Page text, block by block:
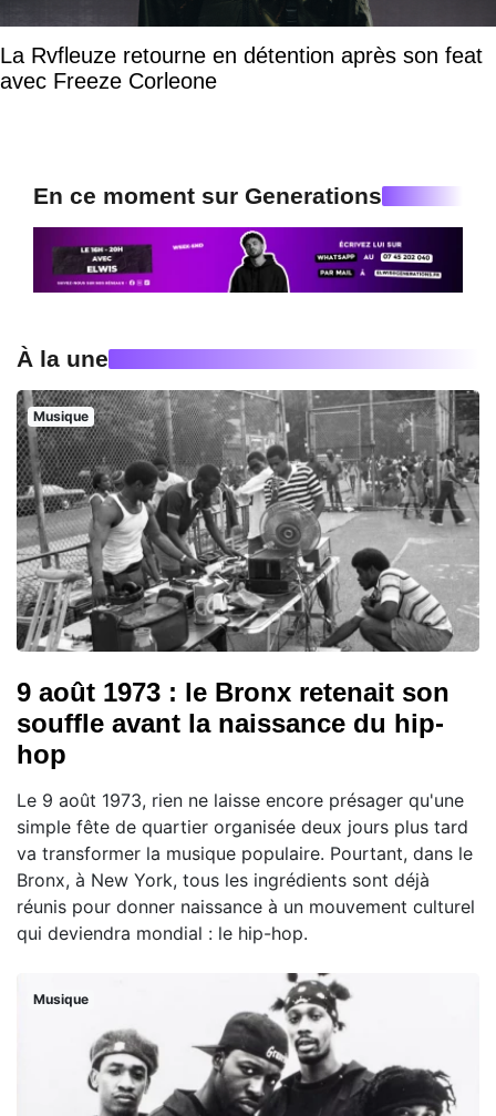
La Rvfleuze retourne en détention après son feat
avec Freeze Corleone
En ce moment sur Generations
À la une
Musique
9 août 1973 : le Bronx retenait son
souffle avant la naissance du hip-
hop
Le 9 août 1973, rien ne laisse encore présager qu'une
simple fête de quartier organisée deux jours plus tard
va transformer la musique populaire. Pourtant, dans le
Bronx, à New York, tous les ingrédients sont déjà
réunis pour donner naissance à un mouvement culturel
qui deviendra mondial : le hip-hop.
Musique